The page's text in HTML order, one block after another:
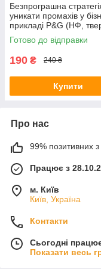
Безпрограшна
уникати промахів у
прикладі P&G (НФ,
обкладинка) - УЦІНКА:
пошкодження
Готово до відправки
190 ₴ 240 ₴
Купити
Про нас
99% позитивних з
Працює з
м. Київ
Київ, Україна
Контакти
Сьогодні
Показати весь